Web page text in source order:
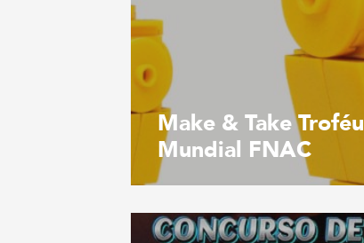
Make & Take Troféu
Mundial FNAC